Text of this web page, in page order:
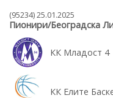
(95234) 25.01.2025
Пионири/Београдска
КК Младост 4
КК Елите